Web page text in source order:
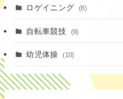
(4)
(20)
(2)
(4)
ロゲイニング (8)
自転車競技 (9)
幼児体操 (10)